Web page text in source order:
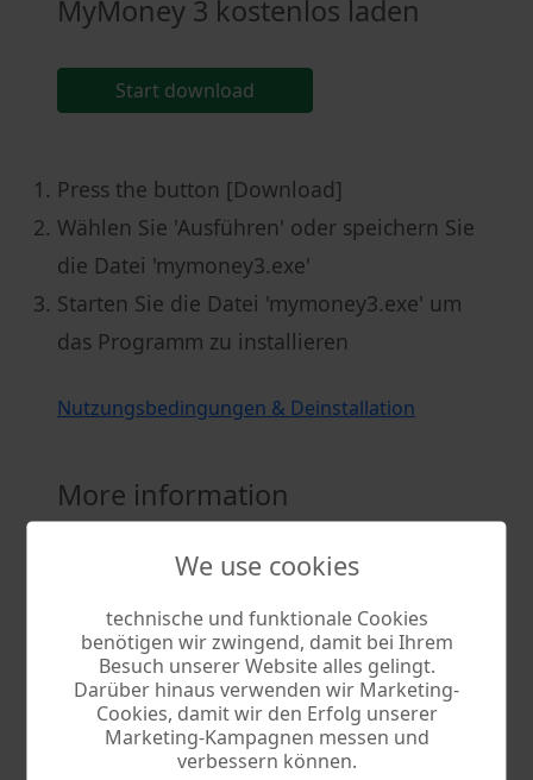
We use cookies
technische und funktionale Cookies
benötigen wir zwingend, damit bei Ihrem
Besuch unserer Website alles gelingt.
Darüber hinaus verwenden wir Marketing-
Cookies, damit wir den Erfolg unserer
Marketing-Kampagnen messen und
verbessern können.
MyMoney 3 kostenlos laden
Start download
Press the button [Download]
Wählen Sie 'Ausführen' oder speichern Sie
die Datei 'mymoney3.exe'
Starten Sie die Datei 'mymoney3.exe' um
das Programm zu installieren
Nutzungsbedingungen & Deinstallation
More information
MyMoney 3
Version
3.57
mymoney3.exe
Size
20.4 MB
Betriebssystem
Windows 7, Windows 8,